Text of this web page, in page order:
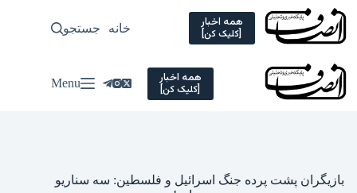
Skip
content
همه اخبار
[کلیک کن] خانه سیاسی
جستجو
همه اخبار
[کلیک کن] Menu
بازیگران پشت پرده جنگ اسرائیل و فلسطین: سه سناریو